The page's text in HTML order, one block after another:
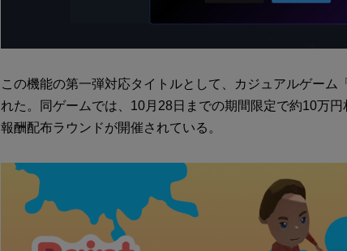
この機能の第一弾対応タイトルとして、カジュアルゲーム
れた。同ゲームでは、10月28日までの期間限定で約10万
報酬配布ラウンドが開催されている。